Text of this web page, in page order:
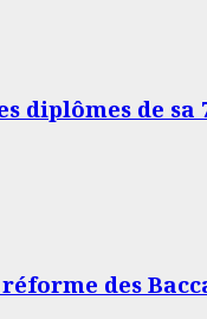
diplômes de
des